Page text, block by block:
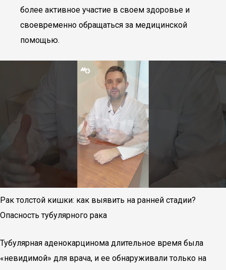
более активное участие в своем здоровье и
своевременно обращаться за медицинской
помощью.
Рак толстой кишки: как выявить на ранней стадии?
Опасность тубулярного рака
Тубулярная аденокарцинома длительное время была
«невидимой» для врача, и ее обнаруживали только на